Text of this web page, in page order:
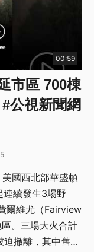
00:59
市區 700棟
公視新聞網
國西北部華盛頓
續發生3場野
爾維尤（Fairview
。三場大火合計
撤離，其中舊步